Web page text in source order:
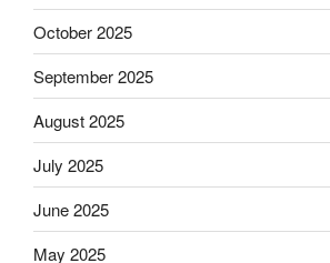
October 2025
September 2025
August 2025
July 2025
June 2025
May 2025